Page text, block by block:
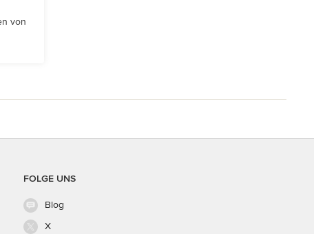
von
FOLGE UNS
Blog
X